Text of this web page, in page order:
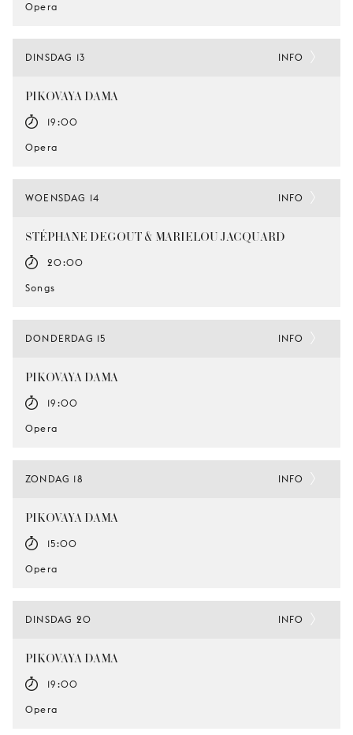
Opera
DINSDAG 13
PIKOVAYA DAMA
19:00
Opera
INFO
WOENSDAG 14
STÉPHANE DEGOUT & MARIELOU JACQUARD
20:00
Songs
INFO
DONDERDAG 15
PIKOVAYA DAMA
19:00
Opera
INFO
ZONDAG 18
PIKOVAYA DAMA
15:00
Opera
INFO
DINSDAG 20
PIKOVAYA DAMA
19:00
Opera
INFO